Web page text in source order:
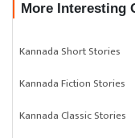
More Interesting
Kannada Short Stories
Kannada Fiction Stories
Kannada Classic Stories